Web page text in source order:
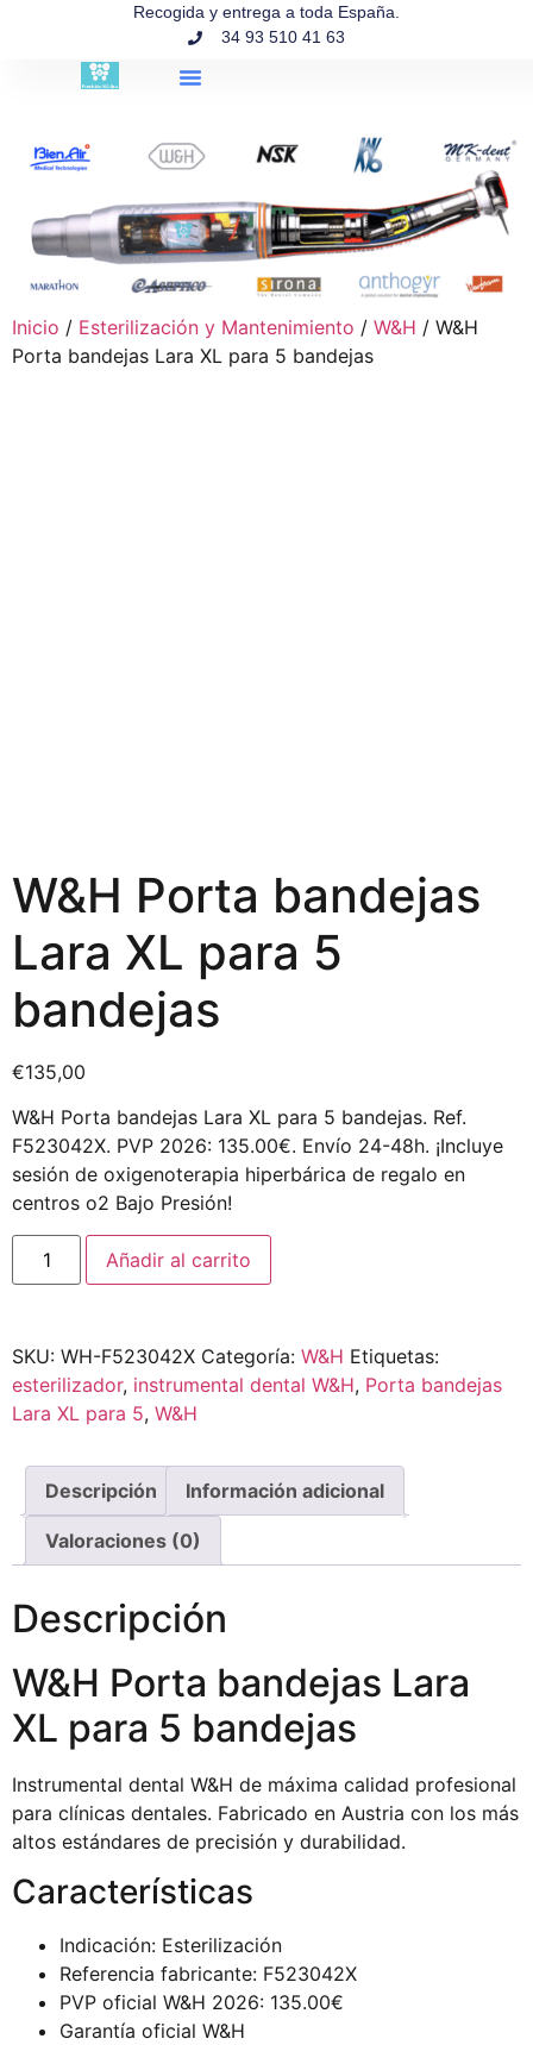
Recogida y entrega a toda España.
34 93 510 41 63
Inicio / Esterilización y Mantenimiento / W&H / W&H
Porta bandejas Lara XL para 5 bandejas
W&H Porta bandejas
Lara XL para 5
bandejas
€135,00
W&H Porta bandejas Lara XL para 5 bandejas. Ref.
F523042X. PVP 2026: 135.00€. Envío 24-48h. ¡Incluye
sesión de oxigenoterapia hiperbárica de regalo en
centros o2 Bajo Presión!
Añadir al carrito
SKU: WH-F523042X Categoría: W&H Etiquetas:
esterilizador, instrumental dental W&H, Porta bandejas
Lara XL para 5, W&H
Descripción Información adicional
Valoraciones (0)
Descripción
W&H Porta bandejas Lara
XL para 5 bandejas
Instrumental dental W&H de máxima calidad profesional
para clínicas dentales. Fabricado en Austria con los más
altos estándares de precisión y durabilidad.
Características
Indicación: Esterilización
Referencia fabricante: F523042X
PVP oficial W&H 2026: 135.00€
Garantía oficial W&H